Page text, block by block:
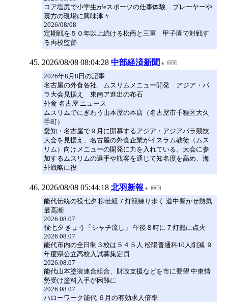
コア塩尻で小学生がeスポーツの仕事体験 プレーヤーや
裏方の現場に興味津々
2026/08/08
定期戦を５０年以上続ける松商と三重 甲子園で対戦す
る両校監督
2026/08/08 08:04:28 中部経済新聞
2026年8月8日の記事
名古屋の外食各社 ムスリムメニュー開発 アジア・パ
ラ大会見据え 東南ア進出の布石
外食 名古屋 ニュース
ムスリムでにぎわう山本屋の本店（名古屋市千種区大久
手町）
愛知・名古屋で９月に開幕するアジア・アジアパラ競技
大会を見据え、名古屋の外食企業がイスラム教徒（ムス
リム）向けメニューの開発に力を入れている。大会に参
加するムスリムの選手や観客を通じて知名度を高め、海
外戦略に役
2026/08/08 05:44:18 北羽新報
能代伝統の役七夕 柳若組７灯籠練り歩く 道中響かせ熱気
最高潮
2026.08.07
役七夕 きょう「シャチ流し」 午後８時に７灯籠に点火
2026.08.07
能代市内の全日制３校は５４５人 松陽普通科10人削減 ９
年度県公立高校入試募集定員
2026.08.07
能代山本塗装連合組合、財政支援などを市に要望 中東情
勢受け塗料入手が困難に
2026.08.07
ハローワーク能代 ６月の有効求人倍率